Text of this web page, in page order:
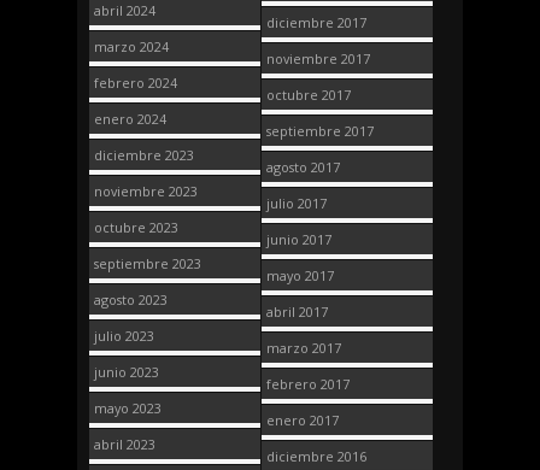
abril 2024
marzo 2024
febrero 2024
enero 2024
diciembre 2023
noviembre 2023
octubre 2023
septiembre 2023
agosto 2023
julio 2023
junio 2023
mayo 2023
abril 2023
diciembre 2017
noviembre 2017
octubre 2017
septiembre 2017
agosto 2017
julio 2017
junio 2017
mayo 2017
abril 2017
marzo 2017
febrero 2017
enero 2017
diciembre 2016